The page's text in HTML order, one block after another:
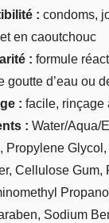
: condoms,
en caoutchouc
: formule
goutte d’eau ou
: facile, rinçage
: Water/Aqua/
Propylene Glycol,
Cellulose Gum,
Sodium